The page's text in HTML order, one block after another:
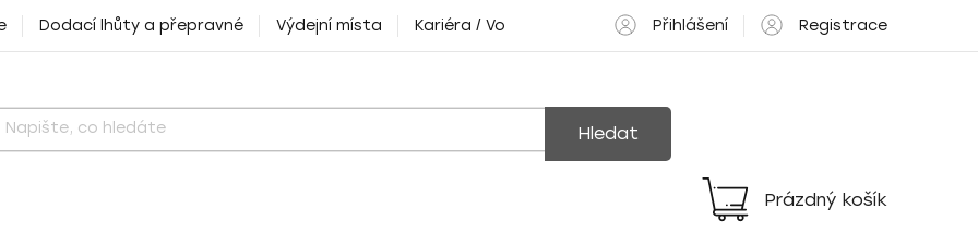
Dodací lhůty a přepravné Výdejní místa Kariéra / Volné pozice Přihlášení Registrace
Hledat
Nákupní
košík
Prázdný košík